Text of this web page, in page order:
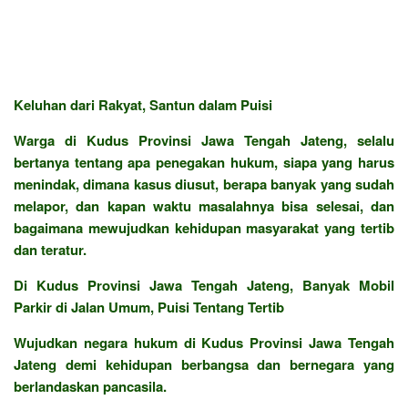
Keluhan dari Rakyat, Santun dalam Puisi
Warga di Kudus Provinsi Jawa Tengah Jateng, selalu
bertanya tentang apa penegakan hukum, siapa yang harus
menindak, dimana kasus diusut, berapa banyak yang sudah
melapor, dan kapan waktu masalahnya bisa selesai, dan
bagaimana mewujudkan kehidupan masyarakat yang tertib
dan teratur.
Di Kudus Provinsi Jawa Tengah Jateng, Banyak Mobil
Parkir di Jalan Umum, Puisi Tentang Tertib
Wujudkan negara hukum di Kudus Provinsi Jawa Tengah
Jateng demi kehidupan berbangsa dan bernegara yang
berlandaskan pancasila.